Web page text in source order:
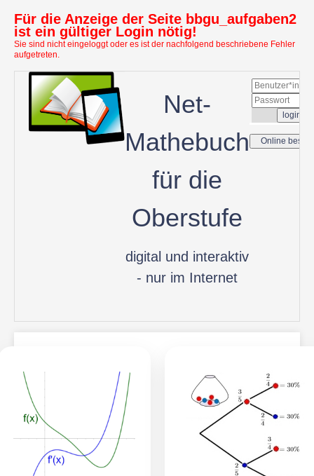
Für die Anzeige der Seite bbgu_aufgaben2
ist ein gültiger Login nötig!
Sie sind nicht eingeloggt oder es ist der nachfolgend beschriebene Fehler
aufgetreten.
Net-
Mathebuch
für die
Oberstufe
digital und interaktiv
- nur im Internet